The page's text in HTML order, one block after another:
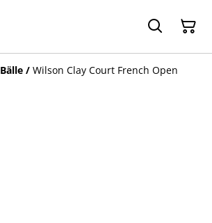
Bälle / Wilson Clay Court French Open